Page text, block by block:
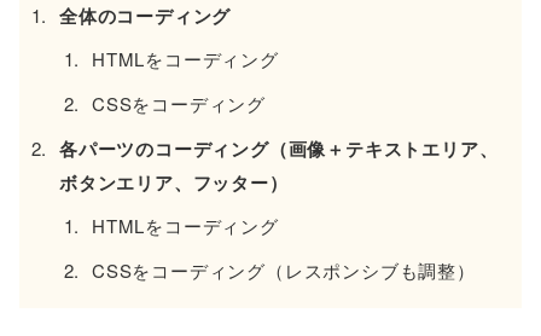
全体のコーディング
HTMLをコーディング
CSSをコーディング
各パーツのコーディング（画像＋テキストエリア、
ボタンエリア、フッター）
HTMLをコーディング
CSSをコーディング（レスポンシブも調整）